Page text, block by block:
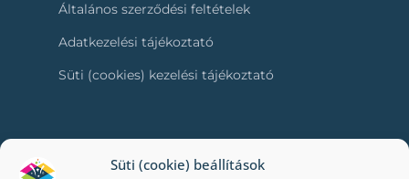
Süti (cookie) beállítások
Általános szerződési feltételek
Adatkezelési tájékoztató
Süti (cookies) kezelési tájékoztató
RÓLUNK